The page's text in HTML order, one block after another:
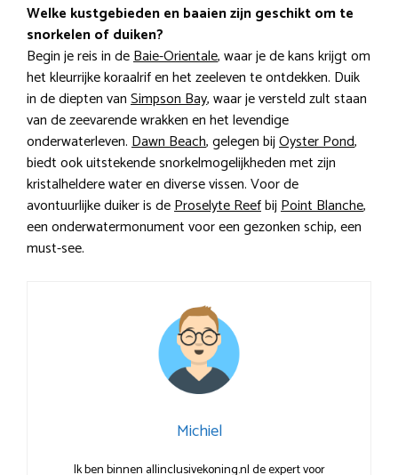
Welke kustgebieden en baaien zijn geschikt om te
snorkelen of duiken?
Begin je reis in deBaie-Orientale, waar je de kans krijgt om
het kleurrijke koraalrif en het zeeleven te ontdekken. Duik
in de diepten vanSimpson Bay, waar je versteld zult staan
van de zeevarende wrakken en het levendige
onderwaterleven.Dawn Beach, gelegen bijOyster Pond,
biedt ook uitstekende snorkelmogelijkheden met zijn
kristalheldere water en diverse vissen. Voor de
avontuurlijke duiker is deProselyte ReefbijPoint Blanche,
een onderwatermonument voor een gezonken schip, een
must-see.
Michiel
Ik ben binnen allinclusivekoning.nl de expert voor